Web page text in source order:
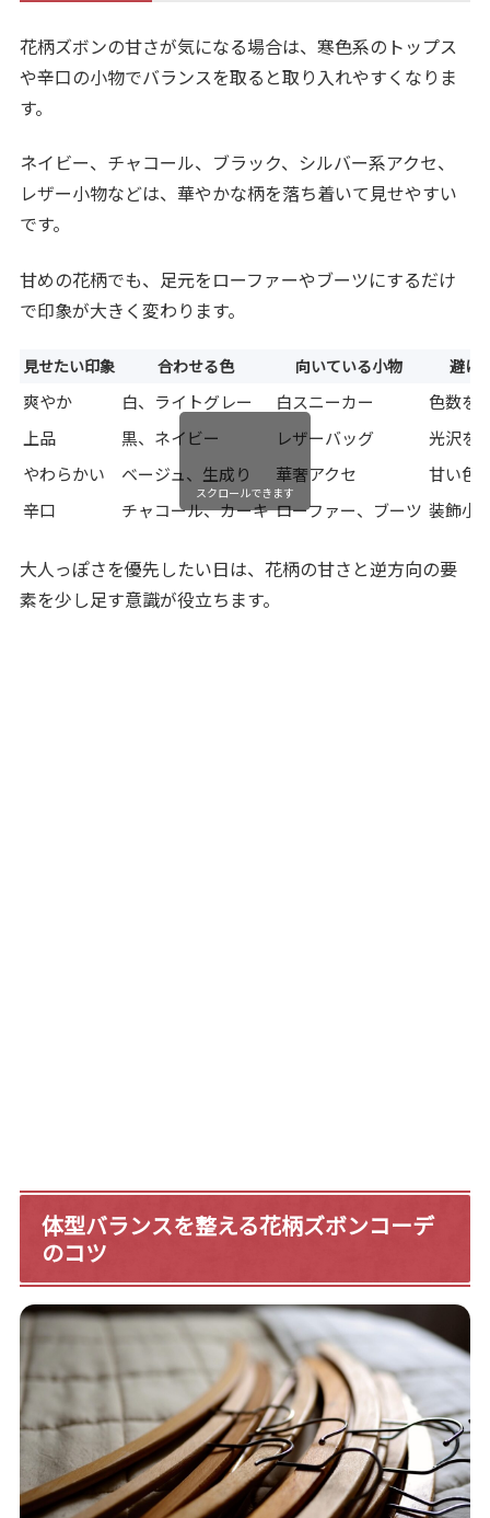
花柄ズボンの甘さが気になる場合は、寒色系のトップス
や辛口の小物でバランスを取ると取り入れやすくなりま
す。
ネイビー、チャコール、ブラック、シルバー系アクセ、
レザー小物などは、華やかな柄を落ち着いて見せやすい
です。
甘めの花柄でも、足元をローファーやブーツにするだけ
で印象が大きく変わります。
見せたい印象 合わせる色 向いている小物 避け
爽やか 白、ライトグレー 白スニーカー
色数を
上品
黒、ネイビー レザーバッグ
光沢を
やわらかい
ベージュ、生成り 華奢アクセ
甘い色
辛口
チャコール、カーキ ローファー、ブーツ 装飾小
スクロールできます
大人っぽさを優先したい日は、花柄の甘さと逆方向の要
素を少し足す意識が役立ちます。
体型バランスを整える花柄ズボンコーデ
のコツ